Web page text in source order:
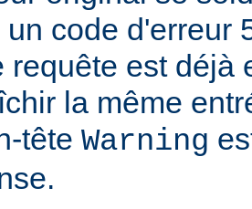
un code d'erreur
requête est déjà
la même
tête Warning